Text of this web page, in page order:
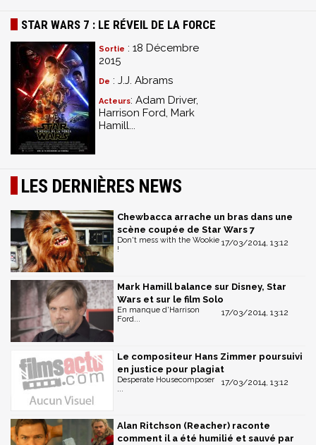
STAR WARS 7 : LE RÉVEIL DE LA FORCE
Sortie : 18 Décembre
2015
De : J.J. Abrams
Acteurs: Adam Driver,
Harrison Ford, Mark
Hamill...
LES DERNIÈRES NEWS
Chewbacca arrache un bras dans une
scène coupée de Star Wars 7
17/03/2014, 13:12
Don't mess with the Wookie
!
Mark Hamill balance sur Disney, Star
Wars et sur le film Solo
17/03/2014, 13:12
En manque d'Harrison
Ford...
Le compositeur Hans Zimmer poursuivi
en justice pour plagiat
17/03/2014, 13:12
Desperate Housecomposer
Alan Ritchson (Reacher) raconte
comment il a été humilié et sauvé par